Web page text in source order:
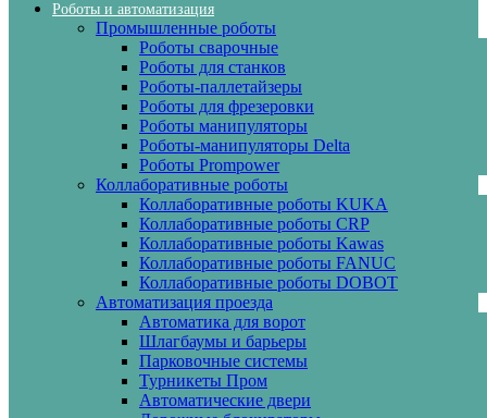
Роботы и автоматизация
Промышленные роботы
Роботы сварочные
Роботы для станков
Роботы-паллетайзеры
Роботы для фрезеровки
Роботы манипуляторы
Роботы-манипуляторы Delta
Роботы Prompower
Коллаборативные роботы
Коллаборативные роботы KUKA
Коллаборативные роботы CRP
Коллаборативные роботы Kawas
Коллаборативные роботы FANUC
Коллаборативные роботы DOBOT
Автоматизация проезда
Автоматика для ворот
Шлагбаумы и барьеры
Парковочные системы
Турникеты Пром
Автоматические двери